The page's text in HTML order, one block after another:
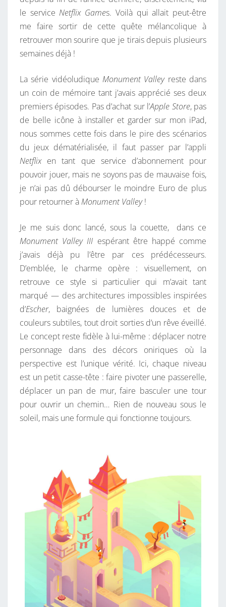
E
Y
—
T
R
O
S
I
È
M
E
R
V
E
U
N
P
E
U
T
R
O
P
É
V
E
I
É
le serviceNetflix Games. Voilà qui allait peut-être
me faire sortir de cette quête mélancolique à
retrouver mon sourire que je tirais depuis plusieurs
semaines déjà !
La série vidéoludique Monument Valleyreste dans
un coin de mémoire tant j’avais apprécié ses deux
premiers épisodes. Pas d’achat sur l’Apple Store, pas
de belle icône à installer et garder sur mon iPad,
nous sommes cette fois dans le pire des scénarios
du jeux dématérialisée, il faut passer par l’appli
Netflixen tant que service d’abonnement pour
pouvoir jouer, mais ne soyons pas de mauvaise fois,
je n’ai pas dû débourser le moindre Euro de plus
pour retourner àMonument Valley!
Je me suis donc lancé, sous la couette, dans ce
Monument Valley III espérant être happé comme
j’avais déjà pu l’être par ces prédécesseurs.
D’emblée, le charme opère : visuellement, on
retrouve ce style si particulier qui m’avait tant
marqué — des architectures impossibles inspirées
d’Escher, baignées de lumières douces et de
couleurs subtiles, tout droit sorties d’un rêve éveillé.
Le concept reste fidèle à lui-même : déplacer notre
personnage dans des décors oniriques où la
perspective est l’unique vérité. Ici, chaque niveau
est un petit casse-tête : faire pivoter une passerelle,
déplacer un pan de mur, faire basculer une tour
pour ouvrir un chemin… Rien de nouveau sous le
soleil, mais une formule qui fonctionne toujours.